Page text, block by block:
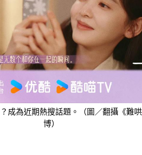
成為近期熱搜話題。（圖／翻攝《難
博）